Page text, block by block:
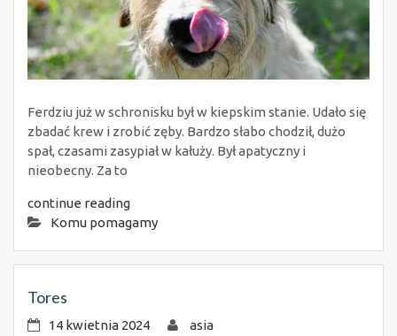
Ferdziu już w schronisku był w kiepskim stanie. Udało się
zbadać krew i zrobić zęby. Bardzo słabo chodził, dużo
spał, czasami zasypiał w kałuży. Był apatyczny i
nieobecny. Za to
continue reading
Komu pomagamy
Tores
14 kwietnia 2024 asia